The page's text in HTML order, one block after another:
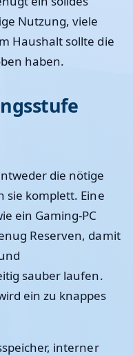
Nutzung, viele
Haushalt sollte die
haben.
die nötige
sie komplett. Eine
ein Gaming-PC
Reserven, damit
sauber laufen.
ein zu knappes
interner